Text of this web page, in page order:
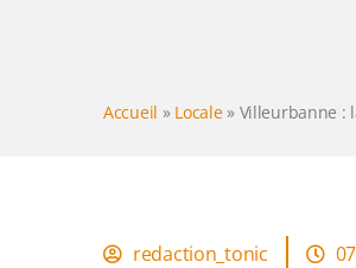
Accueil » Locale» Villeurbanne :
redaction_tonic